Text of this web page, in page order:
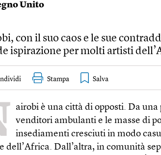
Unito
con il suo caos e le sue
ispirazione per molti artisti
Stampa
airobi è una città di opposti. Da
venditori ambulanti e le masse di
insediamenti cresciuti in modo
dell’Africa. Dall’altra, in comunità